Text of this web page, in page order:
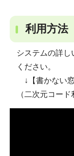
利用方法
システムの詳
ください。
↓【書かない
（二次元コー